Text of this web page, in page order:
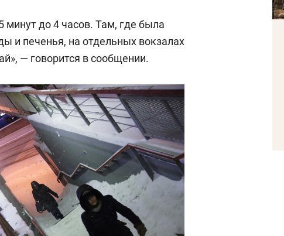
минут до 4 часов. Там, где была
и печенья, на отдельных вокзалах
— говорится в сообщении.
и Face
какой будет
Рекомендуем
Опыт выживания в дикой
природе, работа
состоянием как основа
антихрупких команд